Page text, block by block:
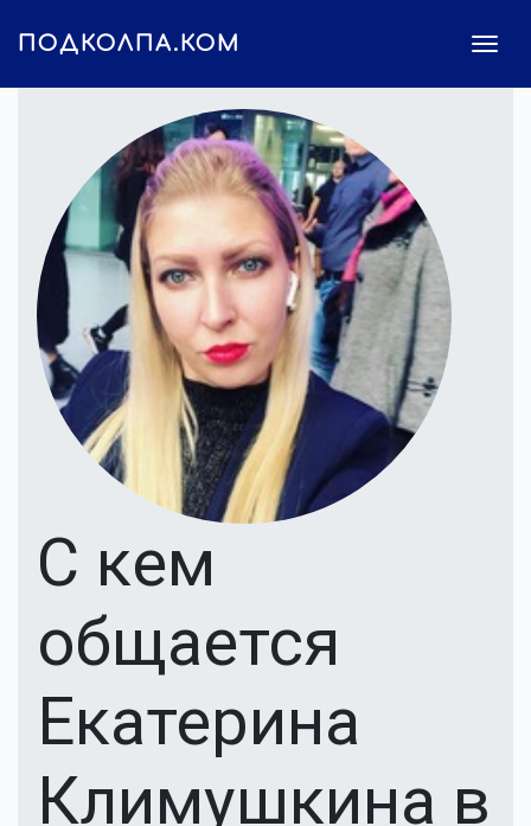
ПОДКОЛПА.КОМ
С кем
общается
Екатерина
Климушкина в